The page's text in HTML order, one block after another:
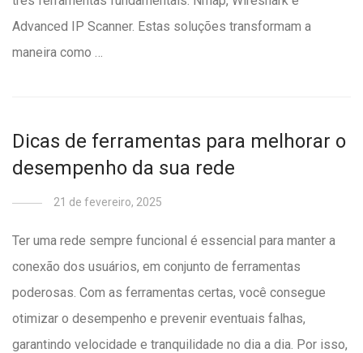
Advanced IP Scanner. Estas soluções transformam a
maneira como …
Dicas de ferramentas para melhorar o
desempenho da sua rede
21 de fevereiro, 2025
Ter uma rede sempre funcional é essencial para manter a
conexão dos usuários, em conjunto de ferramentas
poderosas. Com as ferramentas certas, você consegue
otimizar o desempenho e prevenir eventuais falhas,
garantindo velocidade e tranquilidade no dia a dia. Por isso,